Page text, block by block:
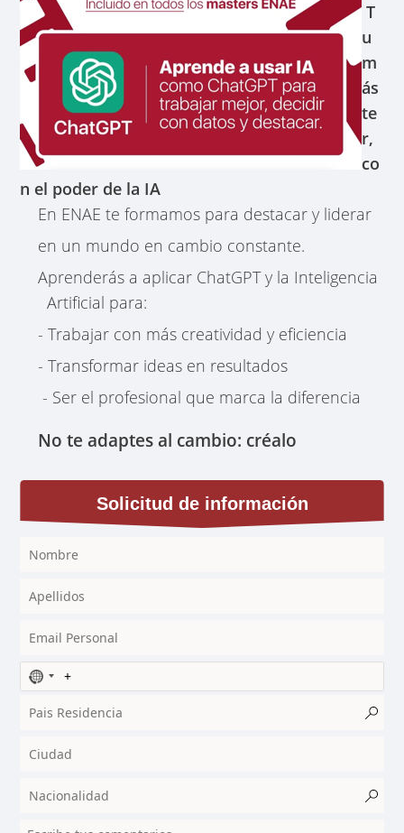
T
u
m
ás
te
r,
co
n el poder de la IA
En ENAE te formamos para destacar y liderar
en un mundo en cambio constante.
Aprenderás a aplicar ChatGPT y la Inteligencia
Artificial para:
- Trabajar con más creatividad y eficiencia
- Transformar ideas en resultados
- Ser el profesional que marca la diferencia
No te adaptes al cambio: créalo
Solicitud de información
N
o
c
u
t
y